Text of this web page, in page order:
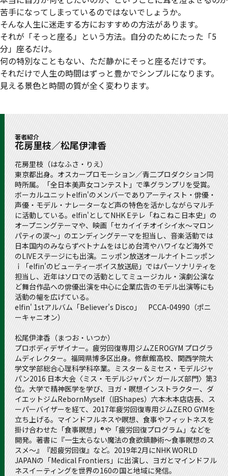
苦手になってしまっているのではないでしょうか。
そんな人生に迷走する方におすすめの方法があります。
それが「そっと座る」という方法。自分のためにたった「5
分」座るだけ。
何の特別なこともない、ただ静かにそっと座るだけです。
それだけで人生の時間はずっと豊かでシンプルになります。
見える景色と時間の質が全く変わります。
著者紹介
花房里枝／松尾伊津香
花房里枝（はなふさ・りえ）
東京都出身。オスカープロモーション／青二プロダクション同
時所属。「全日本美声女コンテスト」で準グランプリを受賞。
ボーカルユニットelfin'のメンバーでありアーティスト・俳優・
声優・モデル・ナレーターなど声の特色を活かしながらマルチ
に活動している。elfin'としてNHK Eテレ「ねこねこ日本史」の
オープニングテーマや、映画「セカイイチオイシイ水～マロン
パティの涙～」のエンディングテーマを担当し、音楽活動では
日本国内のみならずベトナムをはじめ台湾やハワイなど海外で
のLIVEステージにも出演。ニッポン放送オールナイトニッポン
ｉ「elfin'のビューティーボイス放送局」ではパーソナリティを
担当し、近年はソロでの活動としてミュージカル・演劇公演な
ど舞台作品への俳優出演を中心に企業広告のモデル出演等にも
活動の幅を広げている。
elfin' 1stアルバム「Believer's Disco」 PCCA-04990（ポニ
ーキャニオン）
松尾伊津香（まつお・いつか）
プロボディデザイナー。疲労回復専用ジムZEROGYM プログラ
ムディレクター。福岡県博多区出身。修猷館高校、関西学院大
学文学部総合心理科学科卒業。ミスター＆ミセス・モデルジャ
パン2016 日本大会〈ミス・モデルジャパン ガールズ部門〉第3
位。大学で精神医学を学び、ヨガ・瞑想インストラクター、ダ
イエットジムRebornMyself（旧Shapes）六本木本店店長、ス
ーパーバイザーを経て、2017年疲労回復専用ジムZERO GYMを
立ち上げる。マインドフルネスや瞑想、食事やフィットネスを
掛け合わせた「食事瞑想」®や「疲労回復プログラム」などを
開発。著書に『一生太らない魔法の食欲鎮静術～食事瞑想のス
スメ～』『超疲労回復』など。2019年2月にNHK WORLD
JAPANの「Medical Frontiers」に出演し、ヨガとマインドフル
ネスイーティングを世界の160の国と地域に発信。